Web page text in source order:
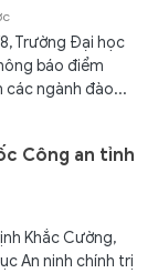
Trường Đại học
báo điểm
các ngành đào...
Công an tỉnh
Khắc Cường,
An ninh chính trị